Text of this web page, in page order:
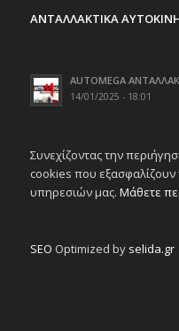
ΑΝΤΑΛΛΑΚΤΙΚΑ
AUTOMEGA
14/01/2025 - 18:01
Συνεχίζοντας την
cookies που εξασφαλίζουν
υπηρεσιών μας. Μάθετε
SEO Optimized by selida.gr